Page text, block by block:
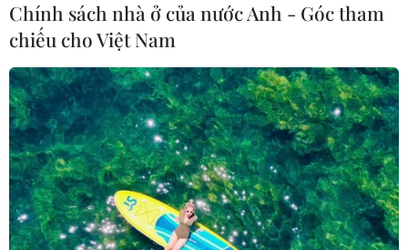
Chính sách nhà ở của nước Anh - Góc tham
chiếu cho Việt Nam